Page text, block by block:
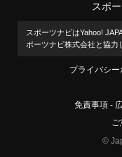
スポ
スポーツナビはYahoo!
ポーツナビ株式会社と協力
プライバシー
免責事項
ご
©